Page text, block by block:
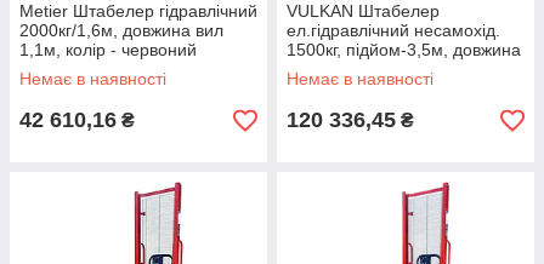
Metier Штабелер гідравлічний
2000кг/1,6м, довжина вил
1,1м, колір - червоний
Немає в наявності
42 610,16 ₴
VULKAN Штабелер
ел.гідравлічний несамохід.
1500кг, підйом-3,5м, довжина
вил 1,1м
Немає в наявності
120 336,45 ₴